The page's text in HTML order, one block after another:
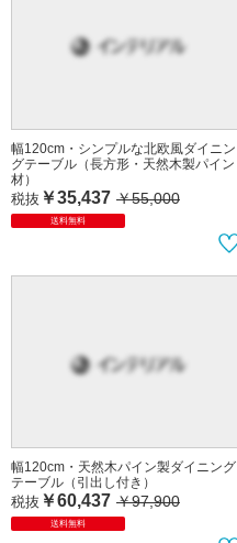
幅120cm・シンプルな北欧風ダイニン
グテーブル（長方形・天然木製パイン
材）
税抜 ￥35,437 ￥55,000
送料無料
幅120cm・天然木パイン製ダイニング
テーブル（引出し付き）
税抜 ￥60,437 ￥97,900
送料無料